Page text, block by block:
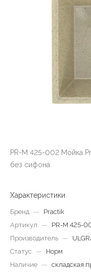
PR-M 425-002 Мойка
без сифона
Характеристики
Бренд —
Practik
Артикул
—
PR-M 425-
Производитель —
Статус
—
Норм
Наличие — складская